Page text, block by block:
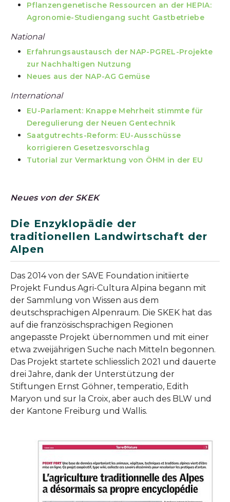
Pflanzengenetische Ressourcen an der HEPIA:
Agronomie-Studiengang sucht Gastbetriebe
National
Erfahrungsaustausch der NAP-PGREL-Projekte
zur Nachhaltigen Nutzung
Neues aus der NAP-AG Gemüse
International
EU-Parlament: Knappe Mehrheit stimmte für
Deregulierung der Neuen Gentechnik
Saatgutrechts-Reform: EU-Ausschüsse
korrigieren Gesetzesvorschlag
Tutorial zur Vermarktung von ÖHM in der EU
Neues von der SKEK
Die Enzyklopädie der
traditionellen Landwirtschaft der
Alpen
Das 2014 von der SAVE Foundation initiierte
Projekt Fundus Agri-Cultura Alpina begann mit
der Sammlung von Wissen aus dem
deutschsprachigen Alpenraum. Die SKEK hat das
auf die französischsprachigen Regionen
angepasste Projekt übernommen und mit einer
etwa zweijährigen Suche nach Mitteln begonnen.
Das Projekt startete schliesslich 2021 und dauerte
drei Jahre, dank der Unterstützung der
Stiftungen Ernst Göhner, temperatio, Edith
Maryon und sur la Croix, aber auch des BLW und
der Kantone Freiburg und Wallis.